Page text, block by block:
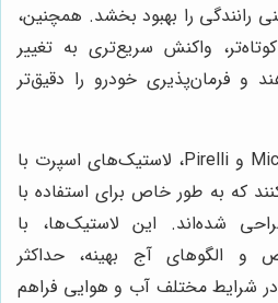
رانندگی را بهبود بخشد. همچنین،
واکنش سریع‌تری به تغییر
فرمان‌پذیری خودرو را دقیق‌تر
برندهایی مانند Michelin و Pirelli، لاستیک‌های اسپرت با
که به طور خاص برای استفاده با
شده‌اند. این لاستیک‌ها، با
و الگوهای آج بهینه، حداکثر
شرایط مختلف آب و هوایی فراهم